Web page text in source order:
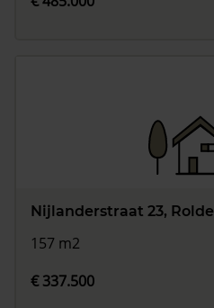
Nijlanderstraat 23, Rolde
157 m2
€ 337.500